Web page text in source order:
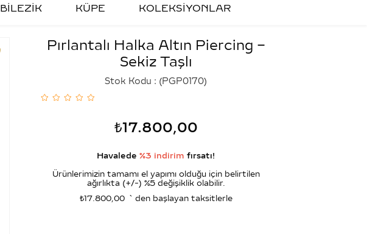
BİLEZİK KÜPE KOLEKSİYONLAR
Pırlantalı Halka Altın Piercing –
Sekiz Taşlı
Stok Kodu (PGP0170)
₺17.800,00
Havalede %3 indirim fırsatı!
Ürünlerimizin tamamı el yapımı olduğu için belirtilen
ağırlıkta (+/-) %5 değişiklik olabilir.
₺17.800,00 `den başlayan taksitlerle